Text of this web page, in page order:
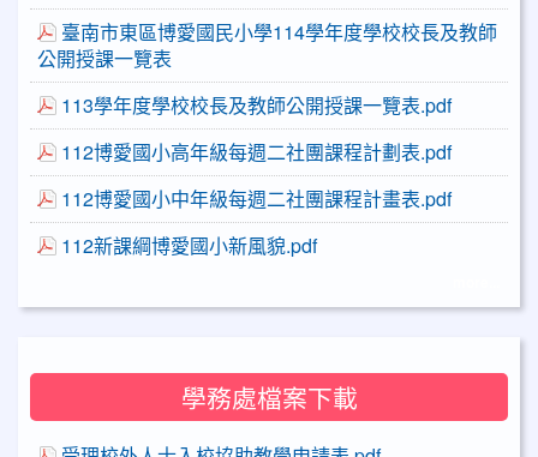
臺南市東區博愛國民小學114學年度學校校長及教師
公開授課一覽表
113學年度學校校長及教師公開授課一覽表.pdf
112博愛國小高年級每週二社團課程計劃表.pdf
112博愛國小中年級每週二社團課程計畫表.pdf
112新課綱博愛國小新風貌.pdf
學務處檔案下載